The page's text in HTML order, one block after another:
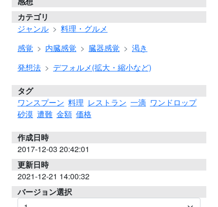
カテゴリ
ジャンル
料理・グルメ
感覚
内臓感覚 臓器感覚
渇き
発想法
デフォルメ(拡大・縮小など)
タグ
ワンスプーン 料理 レストラン 一滴 ワンドロップ
砂漠 遭難 金額 価格
作成日時
2017-12-03 20:42:01
更新日時
2021-12-21 14:00:32
バージョン選択